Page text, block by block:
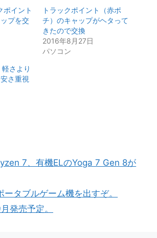
ポイント
プを交
トラックポイント（赤ポ
チ）のキャップがヘタって
きたので交換
2016年8月27日
パソコン
さより
さ重視
7、有機ELのYoga 7 Gen 8が
タブルゲーム機を出すぞ。
発売予定。